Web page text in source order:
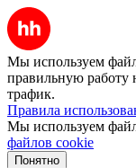
Мы используем
правильную работу
трафик.
Правила
Мы используем
файлов cookie
Понятно